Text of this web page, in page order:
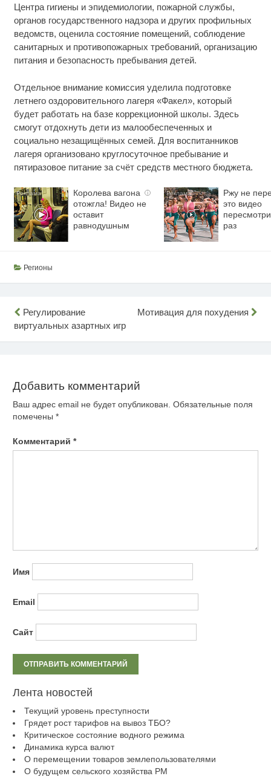
Центра гигиены и эпидемиологии, пожарной службы,
органов государственного надзора и других профильных
ведомств, оценила состояние помещений, соблюдение
санитарных и противопожарных требований, организацию
питания и безопасность пребывания детей.
Отдельное внимание комиссия уделила подготовке
летнего оздоровительного лагеря «Факел», который
будет работать на базе коррекционной школы. Здесь
смогут отдохнуть дети из малообеспеченных и
социально незащищённых семей. Для воспитанников
лагеря организовано круглосуточное пребывание и
пятиразовое питание за счёт средств местного бюджета.
i
Королева вагона
отожгла! Видео не
оставит
равнодушным
Ржу не
это видео
раз
Регионы
Навигация
по
Регулирование
виртуальных азартных игр
Мотивация для похудения
Добавить комментарий
Ваш адрес email не будет опубликован. Обязательные поля
помечены *
Комментарий *
Имя
Email
Сайт
Лента новостей
Текущий уровень преступности
Грядет рост тарифов на вывоз ТБО?
Критическое состояние водного режима
Динамика курса валют
О перемещении товаров землепользователями
О будущем сельского хозяйства РМ